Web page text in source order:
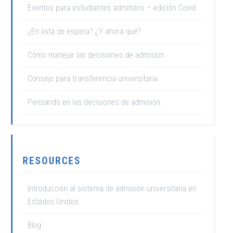
Eventos para estudiantes admitidos – edición Covid
¿En lista de espera? ¿Y ahora qué?
Cómo manejar las decisiones de admisión
Consejo para transferencia universitaria
Pensando en las decisiones de admisión.
RESOURCES
Introducción al sistema de admisión universitaria en
Estados Unidos
Blog